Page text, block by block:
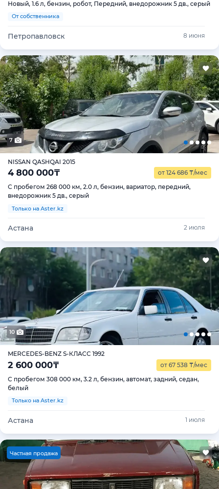
Новый, 1.6 л, бензин, робот, Передний, внедорожник 5 дв., серый
От собственника
Петропавловск 8 июня
7
NISSAN QASHQAI 2015
4 800 000₸ от 124 686 ₸/мес
С пробегом 268 000 км, 2.0 л, бензин, вариатор, передний,
внедорожник 5 дв., серый
Только на Aster.kz
Астана 2 июля
10
MERCEDES-BENZ S-КЛАСС 1992
2 600 000₸ от 67 538 ₸/мес
С пробегом 308 000 км, 3.2 л, бензин, автомат, задний, седан,
белый
Только на Aster.kz
Астана 1 июля
Частная продажа